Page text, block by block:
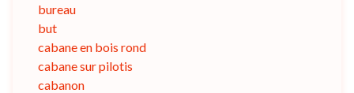
bureau
but
cabane en bois rond
cabane sur pilotis
cabanon